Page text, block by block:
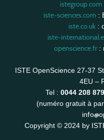
istegroup.com
iste-sciences.com:
iste.co.uk :
iste-
openscience.fr:
ISTE OpenScience 27-37
4EU –
Tel : 0044 208
(numéro gratuit à
Copyright © 2024 by